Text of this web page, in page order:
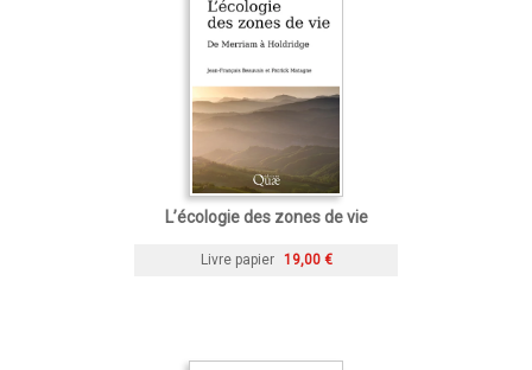
L’écologie des zones de vie
Livre papier 19,00 €